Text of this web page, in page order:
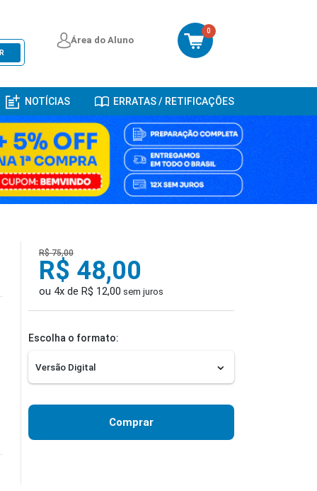
Área do Aluno
0
NOTÍCIAS ERRATAS / RETIFICAÇÕES
R$ 75,00
R$ 48,00
ou 4x de R$ 12,00 sem juros
Escolha o formato:
Comprar